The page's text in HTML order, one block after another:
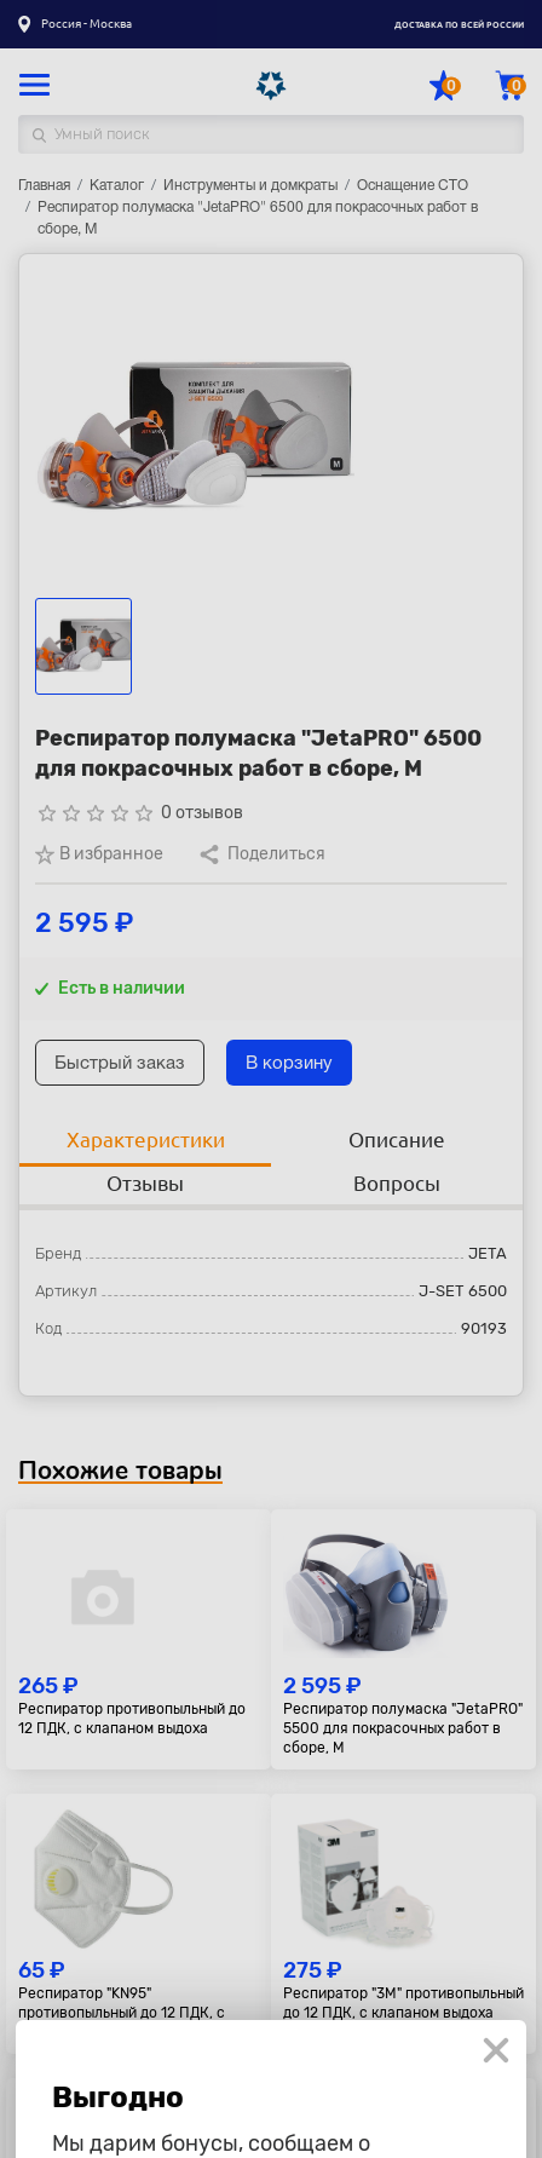
Россия - Москва ДОСТАВКА ПО ВСЕЙ РОССИИ
0 0
Каталог товаров
Регистрация
Контакты
Акции
+7 (800) 250-15-01
Главная Каталог Инструменты и домкраты
Оснащение СТО
Респиратор полумаска "JetaPRO" 6500 для покрасочных работ в
сборе, M
Респиратор полумаска "JetaPRO" 6500
для покрасочных работ в сборе, M
star_border star_border star_border star_border star_border 0 отзывов
В избранное
Поделиться
2 595 ₽
Есть в наличии
Быстрый заказ В корзину
Характеристики
Описание
Отзывы
Вопросы
Бренд JETA
Артикул J-SET 6500
Код 90193
Похожие товары
265 ₽
Респиратор противопыльный до
12 ПДК, с клапаном выдоха
2 595 ₽
Респиратор полумаска "JetaPRO"
5500 для покрасочных работ в
сборе, M
65 ₽
Респиратор "KN95"
противопыльный до 12 ПДК, с
275 ₽
Респиратор "3M" противопыльный
до 12 ПДК, с клапаном выдоха
Выгодно
Мы дарим бонусы, сообщаем о